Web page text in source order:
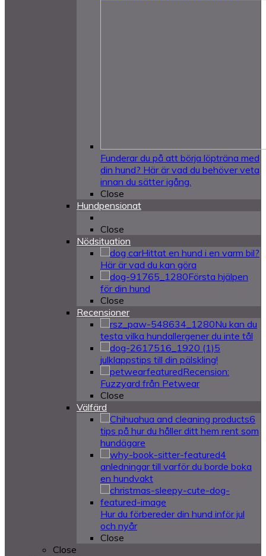
Funderar du på att börja löpträna med
din hund? Här är vad du behöver veta
innan du sätter igång.
Close
Hundpensionat
Close
Nödsituation
Hittat en hund i en varm bil?
Här är vad du kan göra
Första hjälpen
för din hund
Close
Recensioner
Nu kan du
testa vilka hundallergener du inte tål
5
julklappstips till din pälskling!
Recension:
Fuzzyard från Petwear
Close
Välfärd
6
tips på hur du håller ditt hem rent som
hundägare
4
anledningar till varför du borde boka
en hundvakt
Hur du förbereder din hund inför jul
och nyår
Close
Close